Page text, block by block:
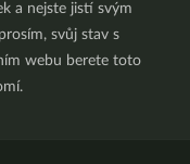
a nejste jistí svým
svůj stav s
webu berete toto